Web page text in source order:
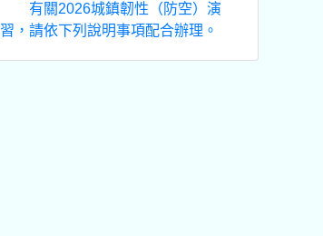
有關2026城鎮韌性（防空）演
習，請依下列說明事項配合辦理。